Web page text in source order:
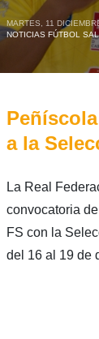
MARTES, 11
NOTICIAS FÚTBOL
a la
La Real
convocatoria
FS con la
del 16 al 19 de